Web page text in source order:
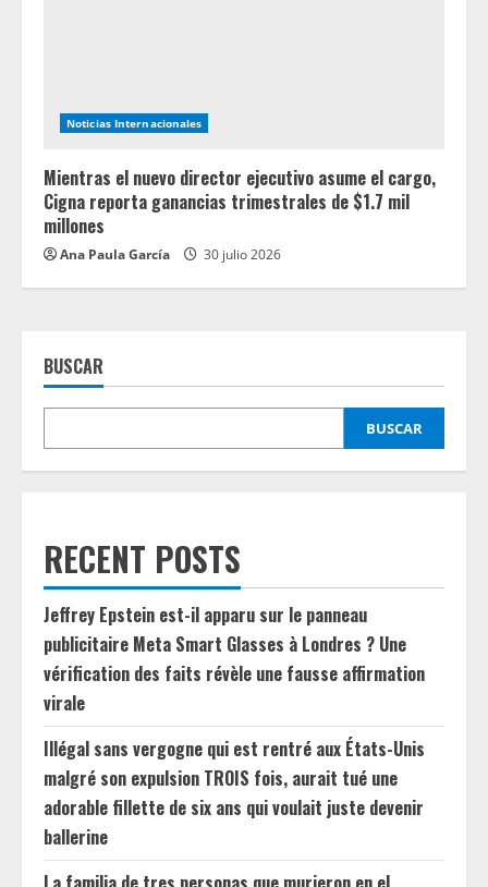
Noticias Internacionales
Mientras el nuevo director ejecutivo asume el cargo,
Cigna reporta ganancias trimestrales de $1.7 mil
millones
Ana Paula García 30 julio 2026
BUSCAR
BUSCAR
RECENT POSTS
Jeffrey Epstein est-il apparu sur le panneau
publicitaire Meta Smart Glasses à Londres ? Une
vérification des faits révèle une fausse affirmation
virale
Illégal sans vergogne qui est rentré aux États-Unis
malgré son expulsion TROIS fois, aurait tué une
adorable fillette de six ans qui voulait juste devenir
ballerine